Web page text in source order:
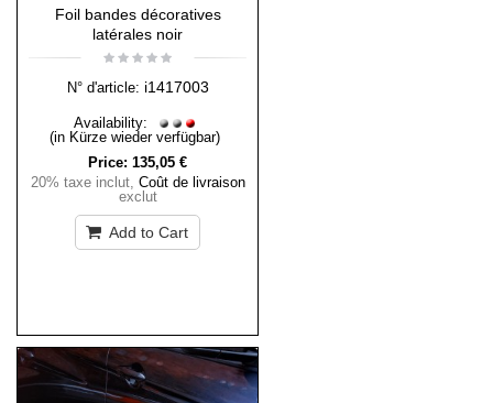
Foil bandes décoratives
latérales noir
N° d'article: i1417003
Availability:
(in Kürze wieder verfügbar)
Price: 135,05 €
20% taxe inclut, Coût de livraison
exclut
Add to Cart